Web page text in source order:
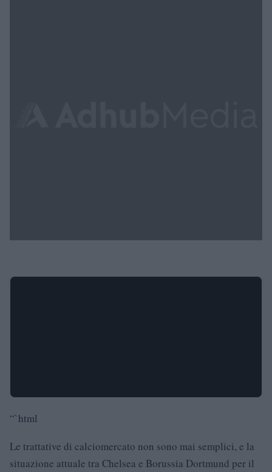
“`html
Le trattative di calciomercato non sono mai semplici, e la
situazione attuale tra Chelsea e Borussia Dortmund per il